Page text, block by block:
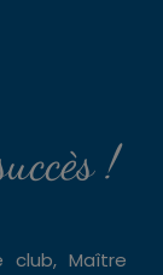
!
club, Maître